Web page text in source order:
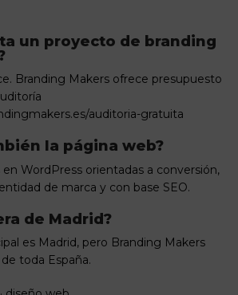
un proyecto de branding
Branding Makers ofrece presupuesto
auditoria-gratuita
la página web?
WordPress orientadas a conversión,
de marca y con base SEO.
de Madrid?
es Madrid, pero Branding Makers
toda España.